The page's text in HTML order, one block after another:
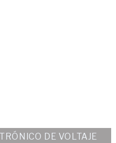
DE VOLTAJE